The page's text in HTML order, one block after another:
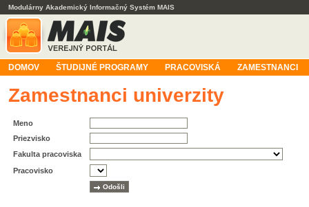
Modulárny Akademický Informačný Systém MAIS
DOMOV ŠTUDIJNÉ PROGRAMY PRACOVISKÁ ZAMESTNANCI
Zamestnanci univerzity
Meno
Priezvisko
Fakulta pracoviska
Pracovisko